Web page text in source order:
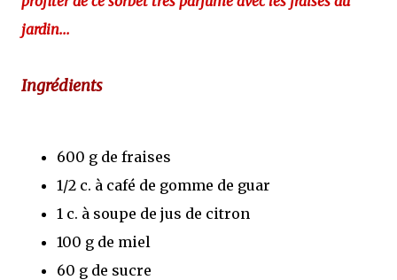
jardin...
Ingrédients
600 g de fraises
1/2 c. à café de gomme de guar
1 c. à soupe de jus de citron
100 g de miel
60 g de sucre